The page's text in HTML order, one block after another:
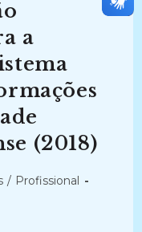
a
(2018)
/ Profissional